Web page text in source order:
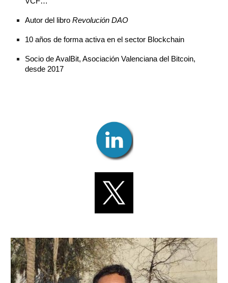
Autor del libroRevolución DAO
10 años de forma activa en el sector Blockchain
Socio de AvalBit, Asociación Valenciana del Bitcoin,
desde 2017